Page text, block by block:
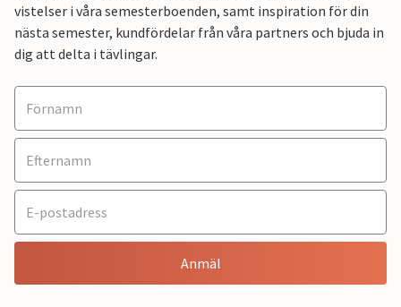
vistelser i våra semesterboenden, samt inspiration för din
nästa semester, kundfördelar från våra partners och bjuda in
dig att delta i tävlingar.
Anmäl